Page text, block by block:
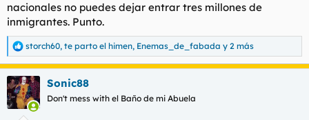
nacionales no puedes dejar entrar tres millones de
inmigrantes. Punto.
R
e
a
c
c
i
storch60, te parto el himen, Enemas_de_fabada y 2 más
Sonic88
Don't mess with el Baño de mi Abuela